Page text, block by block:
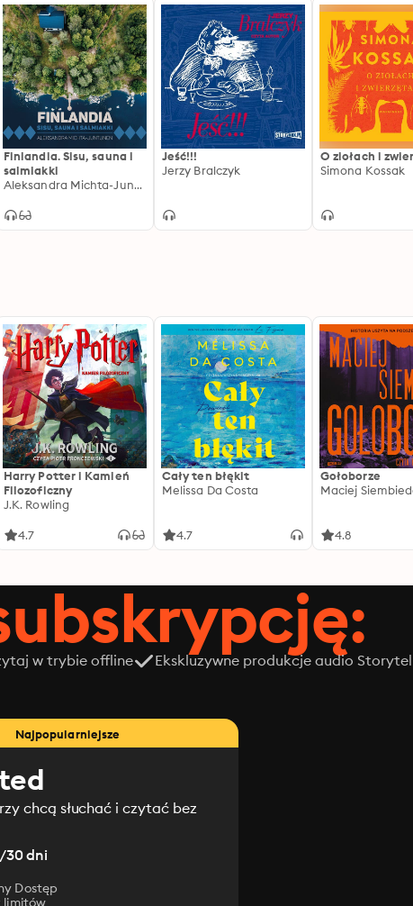
Finlandia. Sisu, sauna i
salmiakki
Aleksandra Michta-Juntunen
Jeść!!!
Jerzy Bralczyk
O ziołach i
Simona Kossak
Harry Potter i Kamień
Filozoficzny
J.K. Rowling
4.7
Cały ten błękit
Melissa Da Costa
4.7
Gołoborze
Maciej
4.8
w trybie offline
Ekskluzywne produkcje audio
Najpopularniejsze
chcą słuchać i czytać bez
dni
Dostęp
limitów